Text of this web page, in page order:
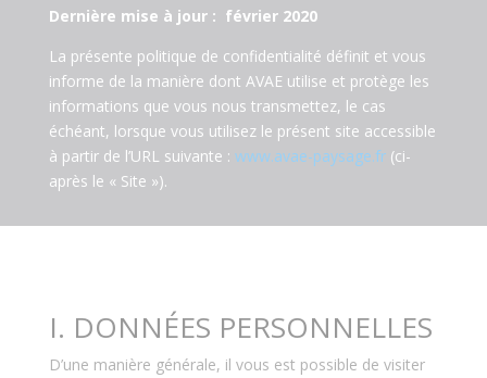
Dernière mise à jour : février 2020
La présente politique de confidentialité définit et vous
informe de la manière dont AVAE utilise et protège les
informations que vous nous transmettez, le cas
échéant, lorsque vous utilisez le présent site accessible
à partir de l’URL suivante : www.avae-paysage.fr(ci-
après le « Site »).
I. DONNÉES PERSONNELLES
D’une manière générale, il vous est possible de visiter